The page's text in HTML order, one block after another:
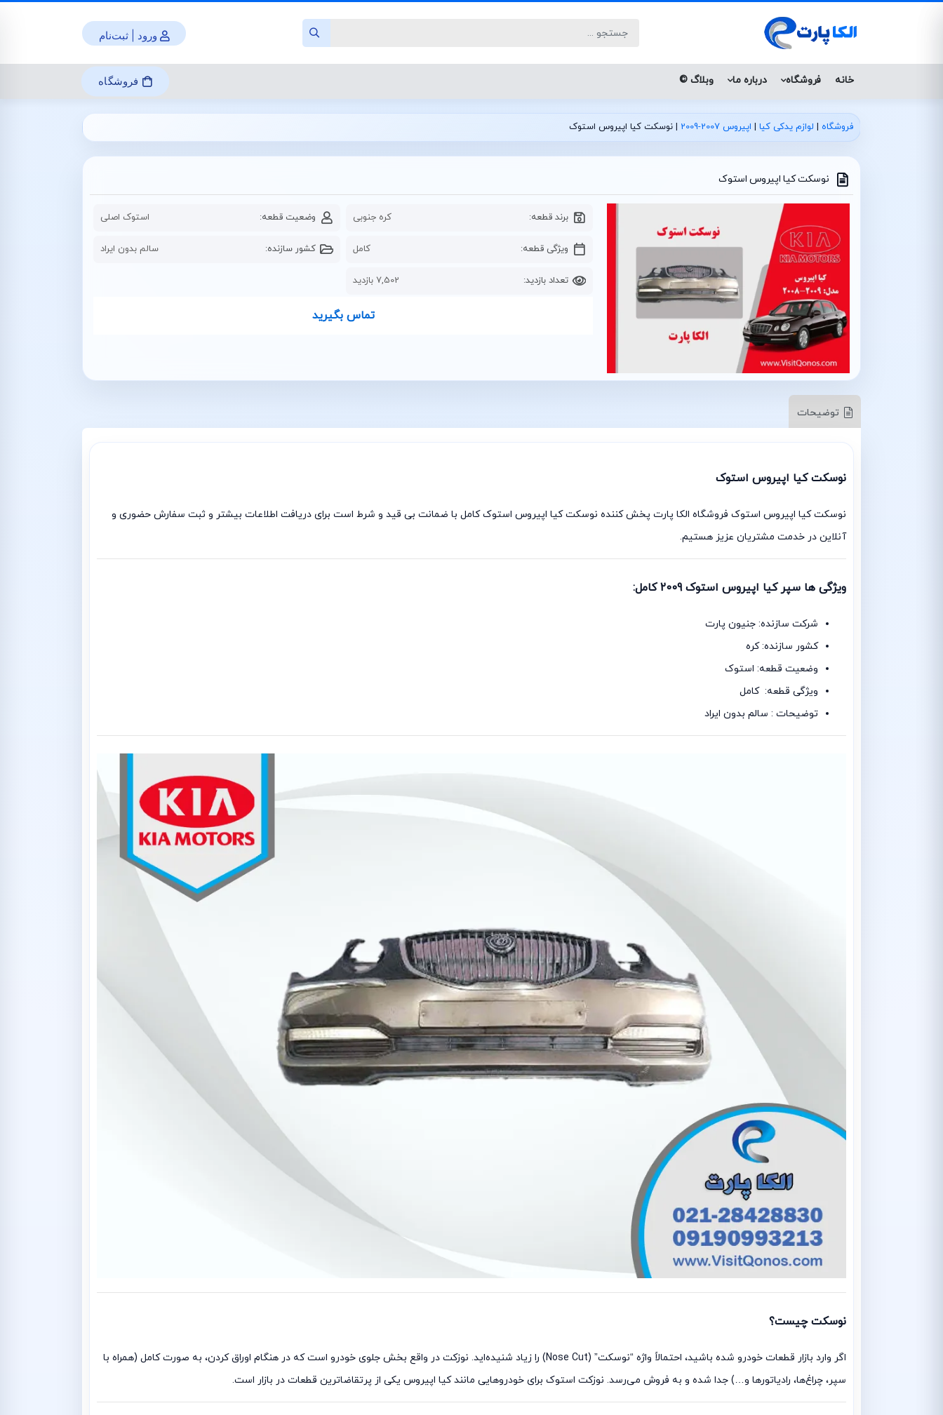
ورود | ثبت‌نام
خانه فروشگاه درباره ما وبلاگ © فروشگاه
فروشگاه | لوازم یدکی کیا | اپیروس 2007-2009 | نوسکت کیا اپیروس استوک
نوسکت کیا اپیروس استوک
برند قطعه: کره جنوبی وضعیت قطعه: استوک اصلی
ویژگی قطعه: کامل کشور سازنده: سالم بدون ایراد
تعداد بازدید: 7,502 بازدید
تماس بگیرید
توضیحات
نوسکت کیا اپیروس استوک
نوسکت کیا اپیروس استوک فروشگاه الکا پارت پخش کننده نوسکت کیا اپیروس استوک کامل با ضمانت بی قید و شرط است برای دریافت اطلاعات بیشتر و ثبت سفارش حضوری و
آنلاین در خدمت مشتریان عزیز هستیم.
ویژگی ها سپر کیا اپیروس استوک 2009 کامل:
شرکت سازنده: جنیون پارت
کشور سازنده: کره
وضعیت قطعه: استوک
ویژگی قطعه: کامل
توضیحات : سالم بدون ایراد
نوسکت چیست؟
اگر وارد بازار قطعات خودرو شده باشید، احتمالاً واژه “نوسکت” (Nose Cut) را زیاد شنیده‌اید. نوزکت در واقع بخش جلوی خودرو است که در هنگام اوراق کردن، به صورت کامل (همراه با
سپر، چراغ‌ها، رادیاتورها و…) جدا شده و به فروش می‌رسد. نوزکت استوک برای خودروهایی مانند کیا اپیروس یکی از پرتقاضاترین قطعات در بازار است.